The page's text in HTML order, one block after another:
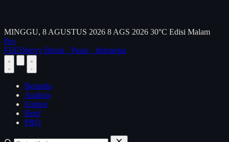
MINGGU, 8 AGUSTUS 2026 8 AGS 2026 30°C Edisi Malam
Pro
FEEDberry Bisnis · Pasar · Indonesia
Beranda
Analisis
Emiten
Brief
PRO